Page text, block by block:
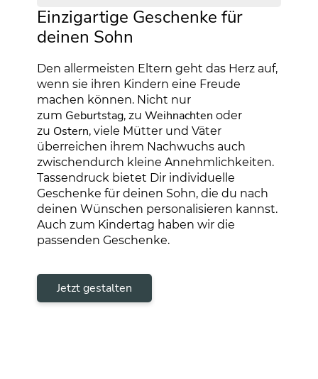
Einzigartige Geschenke für
deinen Sohn
Den allermeisten Eltern geht das Herz auf,
wenn sie ihren Kindern eine Freude
machen können. Nicht nur
zum Geburtstag, zu Weihnachten oder
zu Ostern, viele Mütter und Väter
überreichen ihrem Nachwuchs auch
zwischendurch kleine Annehmlichkeiten.
Tassendruck bietet Dir individuelle
Geschenke für deinen Sohn, die du nach
deinen Wünschen personalisieren kannst.
Auch zum Kindertag haben wir die
passenden Geschenke.
Jetzt gestalten